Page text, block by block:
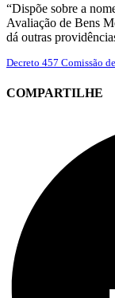
“Dispõe sobre a
Avaliação de Bens
dá outras
Decreto 457 Comissão
COMPARTILHE